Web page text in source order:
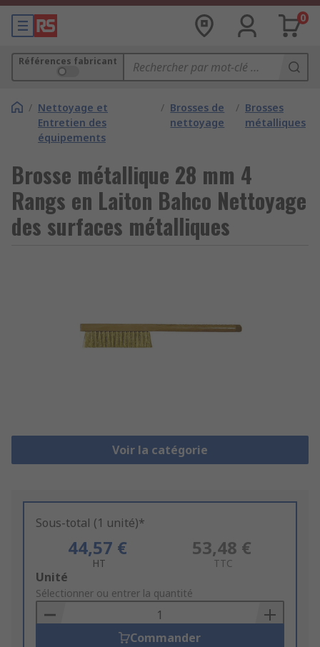
0
Références fabricant
/ Nettoyage et
Entretien des
équipements
/ Brosses de
nettoyage
/ Brosses
métalliques
Brosse métallique 28 mm 4
Rangs en Laiton Bahco Nettoyage
des surfaces métalliques
Voir la catégorie
Sous-total (1 unité)*
44,57 €
HT
53,48 €
TTC
Add
to
Basket
Unité
Sélectionner ou entrer la quantité
Commander